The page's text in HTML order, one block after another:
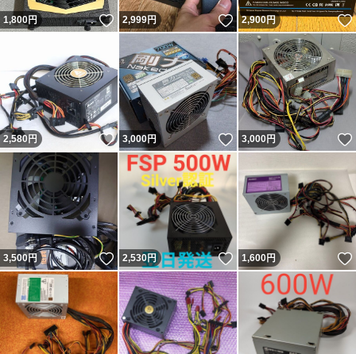
1,800円 いいね！
2,999円 いいね！
2,900円
2,580 円 いいね！
3,000円 いいね！
3,000円
3,500円 いいね！
2,530円 いいね！
1,600円